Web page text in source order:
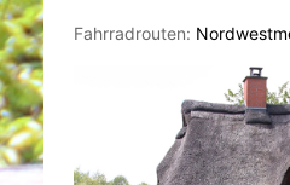
Fahrradrouten: